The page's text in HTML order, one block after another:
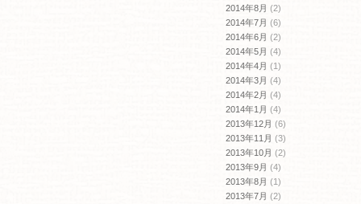
2014年8月 (2)
2014年7月 (6)
2014年6月 (2)
2014年5月 (4)
2014年4月 (1)
2014年3月 (4)
2014年2月 (4)
2014年1月 (4)
2013年12月 (6)
2013年11月 (3)
2013年10月 (2)
2013年9月 (4)
2013年8月 (1)
2013年7月 (2)